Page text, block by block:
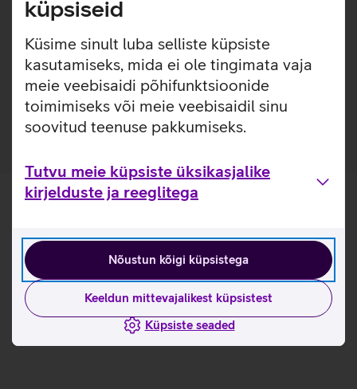
küpsiseid
Küsime sinult luba selliste küpsiste
kasutamiseks, mida ei ole tingimata vaja
meie veebisaidi põhifunktsioonide
toimimiseks või meie veebisaidil sinu
soovitud teenuse pakkumiseks.
Tutvu meie küpsiste üksikasjalike
kirjelduste ja reeglitega
Nõustun kõigi küpsistega
Keeldun mittevajalikest küpsistest
Küpsiste seaded
katab telefoni esi- ja tagakülge, kaitstes telefoni mõlemalt
kuvab vajaliku informatsiooni, näiteks sissetuleva kõne
teavitust.
Kaaned on valmistatud taaskasutatud materjalidest.